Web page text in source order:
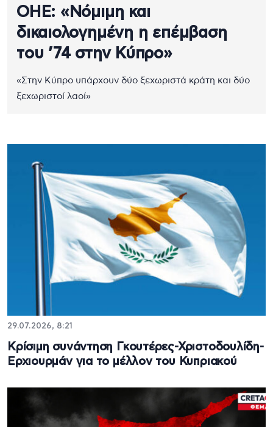
ΟΗΕ: «Νόμιμη και
δικαιολογημένη η επέμβαση
του ’74 στην Κύπρο»
«Στην Κύπρο υπάρχουν δύο ξεχωριστά κράτη και δύο
ξεχωριστοί λαοί»
29.07.2026, 8:21
Κρίσιμη συνάντηση Γκουτέρες-Χριστοδουλίδη-
Ερχιουρμάν για το μέλλον του Κυπριακού